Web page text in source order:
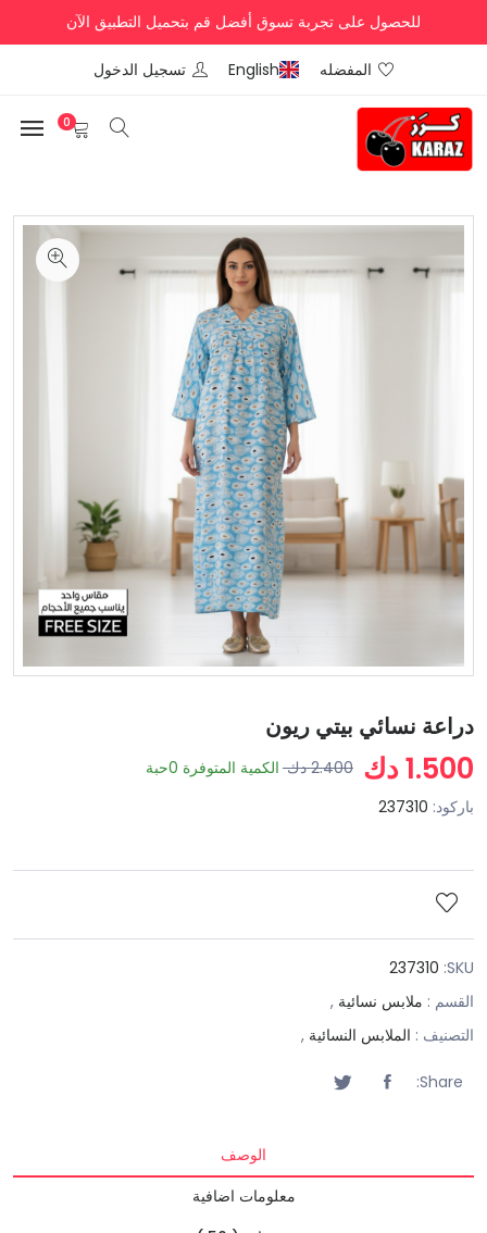
للحصول على تجربة تسوق أفضل قم بتحميل التطبيق الآن
المفضله English تسجيل الدخول
0
دراعة نسائي بيتي ريون
1.500 دك 2.400 دك الكمية المتوفرة 0حبة
باركود: 237310
SKU:
237310
القسم : ملابس نسائية ,
التصنيف : الملابس النسائية ,
Share:
الوصف
معلومات اضافية